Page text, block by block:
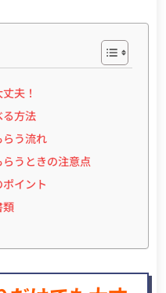
夫！
方法
う流れ
うときの注意点
イント
類